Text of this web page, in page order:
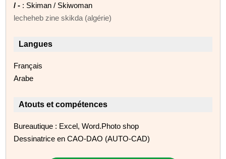
/ - : Skiman / Skiwoman
lecheheb zine skikda (algérie)
Langues
Français
Arabe
Atouts et compétences
Bureautique : Excel, Word.Photo shop
Dessinatrice en CAO-DAO (AUTO-CAD)